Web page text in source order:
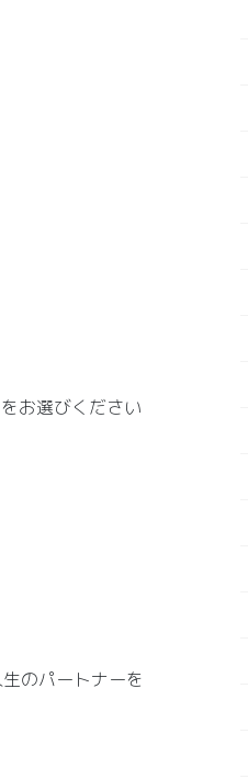
お選びください
のパートナーを